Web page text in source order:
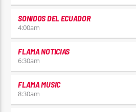
SONIDOS DEL ECUADOR
4:00am
FLAMA NOTICIAS
6:30am
FLAMA MUSIC
8:30am